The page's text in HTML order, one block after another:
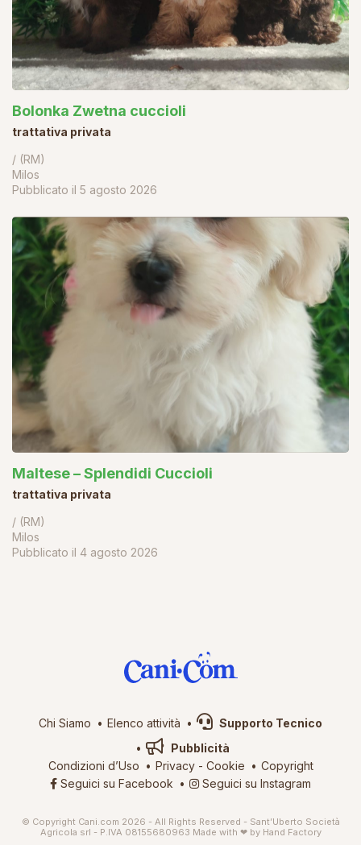
Bolonka Zwetna cuccioli
trattativa privata
/ (RM)
Milos
Pubblicato il 5 agosto 2026
Maltese – Splendidi Cuccioli
trattativa privata
/ (RM)
Milos
Pubblicato il 4 agosto 2026
Chi Siamo Elenco attività
Supporto Tecnico
Pubblicità
Condizioni d’Uso
Privacy- Cookie
Copyright
Seguici su Facebook
Seguici su Instagram
© Copyright Cani.com 2026 - All Rights Reserved - Sant’Uberto Società
Agricola srl - P.IVA 08155680963 Made with ❤ by Hand Factory